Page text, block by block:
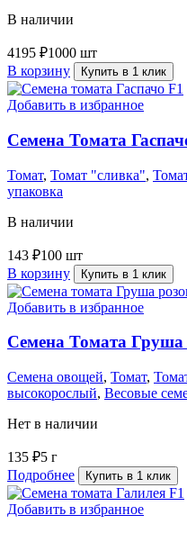
В наличии
4195 ₽1000 шт
В корзину
Купить в 1 клик
Добавить в избранное
Семена Томата
Томат, Томат "сливка",
упаковка
В наличии
143 ₽100 шт
В корзину
Купить в 1 клик
Добавить в избранное
Семена Томата Груша
Семена овощей, Томат,
высокорослый, Весовые
Нет в наличии
135 ₽5 г
Подробнее
Купить в 1 клик
Добавить в избранное